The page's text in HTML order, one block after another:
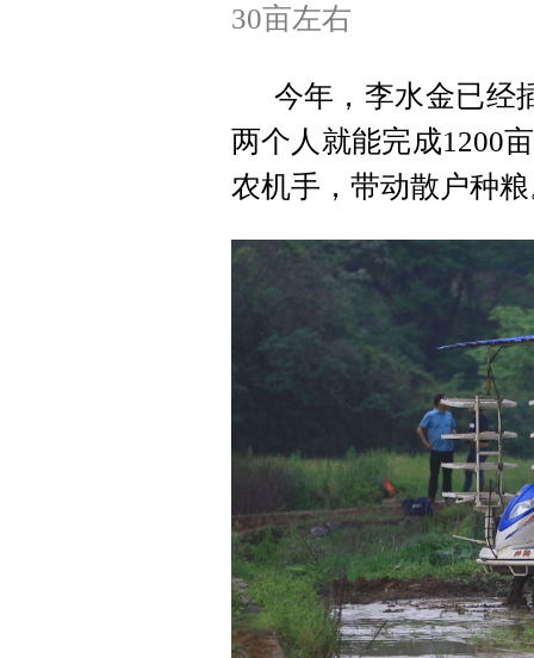
30亩左右
今年，李水金已经
两个人就能完成1200
农机手，带动散户种